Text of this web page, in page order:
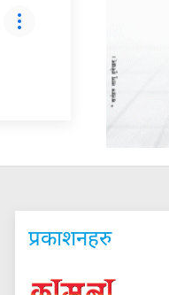
प्रकाशनहरु